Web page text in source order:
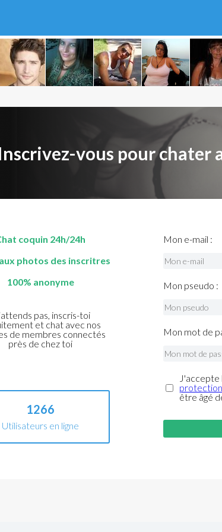
vous pour chater
coquin 24h/24h
photos des inscritres
100% anonyme
pas, inscris-toi
et chat avec nos
de membres connectés
près de chez toi
1266
Utilisateurs en ligne
Mon e-mail :
Mon pseudo :
Mon mot de
J'accepte
être âgé